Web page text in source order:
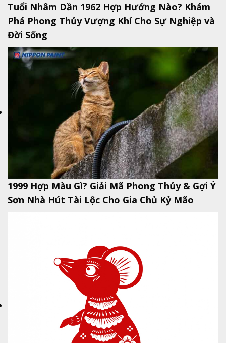
Tuổi Nhâm Dần 1962 Hợp Hướng Nào? Khám
Phá Phong Thủy Vượng Khí Cho Sự Nghiệp và
Đời Sống
1999 Hợp Màu Gì? Giải Mã Phong Thủy & Gợi Ý
Sơn Nhà Hút Tài Lộc Cho Gia Chủ Kỷ Mão